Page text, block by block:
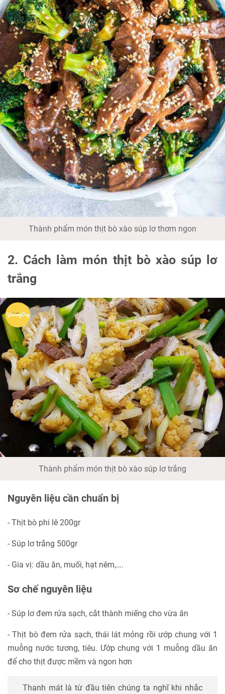
Thành phẩm món thịt bò xào súp lơ thơm ngon
2. Cách làm món thịt bò xào súp lơ
trắng
Thành phẩm món thịt bò xào súp lơ trắng
Nguyên liệu cần chuẩn bị
- Thịt bò phi lê 200gr
- Súp lơ trắng 500gr
- Gia vị: dầu ăn, muối, hạt nêm,….
Sơ chế nguyên liệu
- Súp lơ đem rửa sạch, cắt thành miếng cho vừa ăn
- Thịt bò đem rửa sạch, thái lát mỏng rồi ướp chung với 1
muỗng nước tương, tiêu. Ướp chung với 1 muỗng dầu ăn
để cho thịt được mềm và ngon hơn
Thanh mát là từ đầu tiên chúng ta nghĩ khi nhắc